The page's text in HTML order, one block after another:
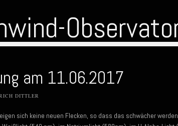
am 11.06.2017
DITTLER
sich keine neuen Flecken, so dass das schwächer